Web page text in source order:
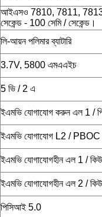
আইএসও 7810, 7811,
সেকেন্ড - 100 সেমি / সেকেন্ড।
লি-আয়ন পলিমার ব্যাটারি
3.7V, 5800 এমএএইচ
5 ভি / 2 এ
ইএমভি যোগাযোগ করুন এল 1 /
ইএমভি যোগাযোগ L2 /
ইএমভি যোগাযোগহীন এল 1 /
ইএমভি যোগাযোগহীন এল 2 /
পিসিআই 5.0